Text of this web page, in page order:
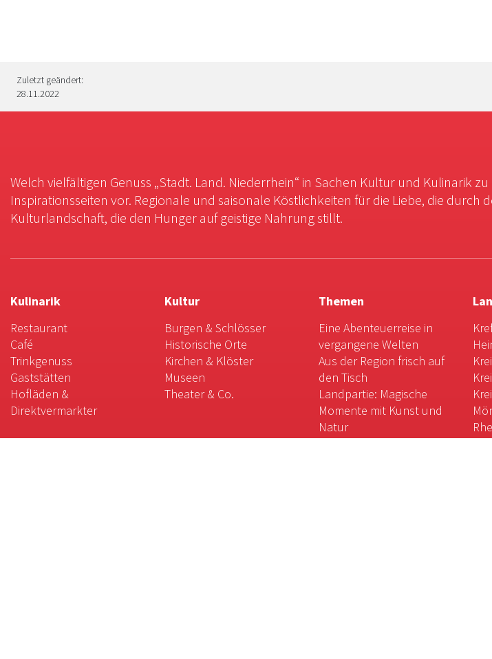
Zuletzt geändert:
28.11.2022
Welch vielfältigen Genuss „Stadt. Land. Niederrhein“ in Sachen Kultur und Kulinarik
Inspirationsseiten vor. Regionale und saisonale Köstlichkeiten für die Liebe, die durch
Kulturlandschaft, die den Hunger auf geistige Nahrung stillt.
Kulinarik
Restaurant
Café
Trinkgenuss
Gaststätten
Hofläden &
Direktvermarkter
Kultur
Burgen & Schlösser
Historische Orte
Kirchen & Klöster
Museen
Theater & Co.
Themen
Eine Abenteuerreise in
vergangene Welten
Aus der Region frisch auf
den Tisch
Landpartie: Magische
Momente mit Kunst und
Natur
Kulinarische Weltreise am